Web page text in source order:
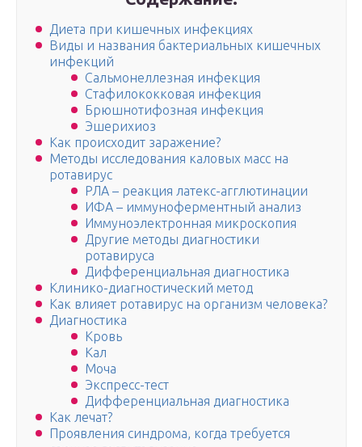
Диета при кишечных инфекциях
Виды и названия бактериальных кишечных
инфекций
Сальмонеллезная инфекция
Стафилококковая инфекция
Брюшнотифозная инфекция
Эшерихиоз
Как происходит заражение?
Методы исследования каловых масс на
ротавирус
РЛА – реакция латекс-агглютинации
ИФА – иммуноферментный анализ
Иммуноэлектронная микроскопия
Другие методы диагностики
ротавируса
Дифференциальная диагностика
Клинико-диагностический метод
Как влияет ротавирус на организм человека?
Диагностика
Кровь
Кал
Моча
Экспресс-тест
Дифференциальная диагностика
Как лечат?
Проявления синдрома, когда требуется